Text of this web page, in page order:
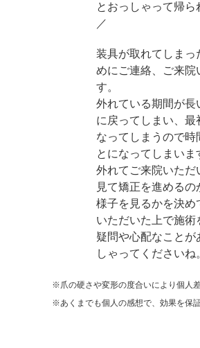
とおっしゃって帰
／
装具が取れてしまっ
めにご連絡、ご来院
す。
外れている期間が長
に戻ってしまい、最
なってしまうので時
とになってしまいま
外れてご来院いただ
見て矯正を進める
様子を見るかを決め
いただいた上で施術
疑問や心配なことが
しゃってくださいね
※爪の硬さや変形の度合いにより個人差
※あくまでも個人の感想で、効果を保